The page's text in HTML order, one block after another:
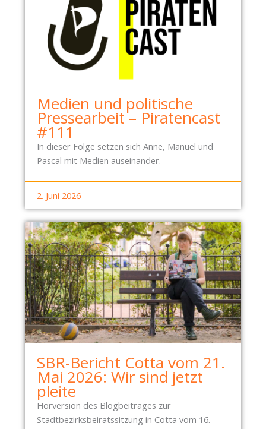
Medien und politische
Pressearbeit – Piratencast
#111
In dieser Folge setzen sich Anne, Manuel und
Pascal mit Medien auseinander.
2. Juni 2026
SBR-Bericht Cotta vom 21.
Mai 2026: Wir sind jetzt
pleite
Hörversion des Blogbeitrages zur
Stadtbezirksbeiratssitzung in Cotta vom 16.